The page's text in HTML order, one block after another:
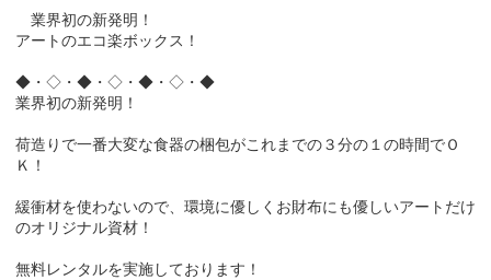
業界初の新発明！
アートのエコ楽ボックス！
◆・◇・◆・◇・◆・◇・◆
業界初の新発明！
荷造りで一番大変な食器の梱包がこれまでの３分の１の時間でＯ
Ｋ！
緩衝材を使わないので、環境に優しくお財布にも優しいアートだけ
のオリジナル資材！
無料レンタルを実施しております！